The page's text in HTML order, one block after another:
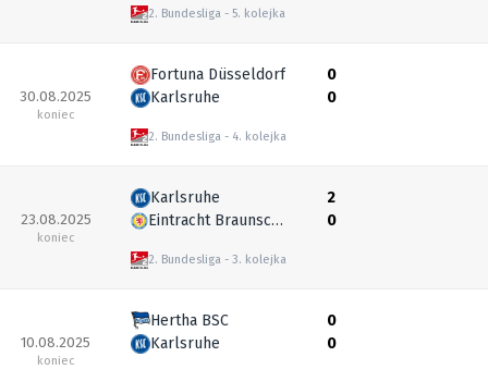
2. Bundesliga 5. kolejka
30.08.2025
koniec
Fortuna Düsseldorf
Karlsruhe
2. Bundesliga 4. kolejka
0
0
23.08.2025
koniec
Karlsruhe
Eintracht Braunschweig
2. Bundesliga 3. kolejka
2
0
10.08.2025
koniec
Hertha BSC
Karlsruhe
0
0